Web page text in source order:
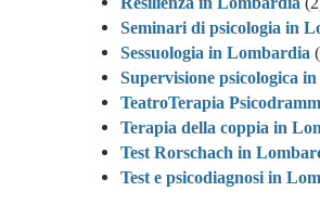
Seminari di psicologia in
Sessuologia in Lombardia
Supervisione psicologica
TeatroTerapia
Terapia della coppia in
Test Rorschach in
Test e psicodiagnosi in